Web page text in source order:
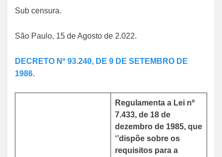
Sub censura.
São Paulo, 15 de Agosto de 2.022.
DECRETO Nº 93.240, DE 9 DE SETEMBRO DE
1986.
Regulamenta a Lei nº
7.433, de 18 de
dezembro de 1985, que
‘’dispõe sobre os
requisitos para a